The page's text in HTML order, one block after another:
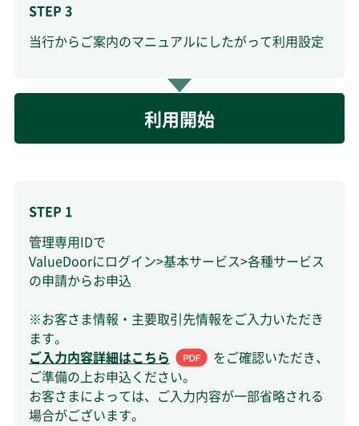
STEP 3
当行からご案内のマニュアルにしたがって利用設定
利用開始
STEP 1
管理専用IDで
ValueDoorにログイン>基本サービス>各種サービス
の申請からお申込
※お客さま情報・主要取引先情報をご入力いただき
ます。
ご入力内容詳細はこちら
をご確認いただき、
ご準備の上お申込ください。
お客さまによっては、ご入力内容が一部省略される
場合がございます。